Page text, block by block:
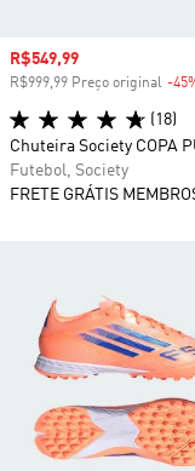
Preço com desconto
R$549,99
R$999,99 Preço original -
(18)
Chuteira Society COPA
Futebol, Society
FRETE GRÁTIS